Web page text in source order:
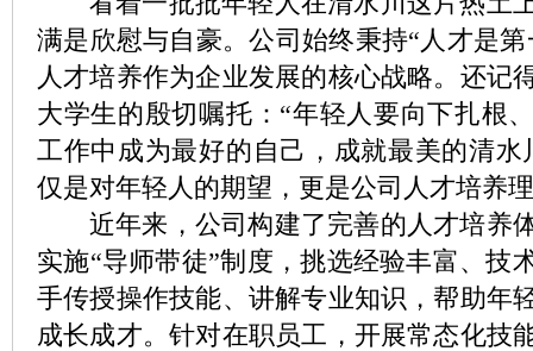
满是欣慰与自豪。公司始终秉持“人才是
人才培养作为企业发展的核心战略。还记
大学生的殷切嘱托：“年轻人要向下扎根
工作中成为最好的自己，成就最美的清水
仅是对年轻人的期望，更是公司人才培养
近年来，公司构建了完善的人才培养
实施“导师带徒”制度，挑选经验丰富、技
手传授操作技能、讲解专业知识，帮助年
成长成才。针对在职员工，开展常态化技